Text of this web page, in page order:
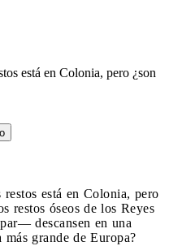
está en Colonia, pero ¿son
está en Colonia, pero
restos óseos de los Reyes
descansen en una
grande de Europa?